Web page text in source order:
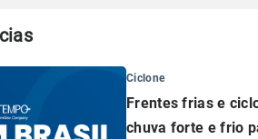
Ciclone
Frentes frias e
chuva forte e frio